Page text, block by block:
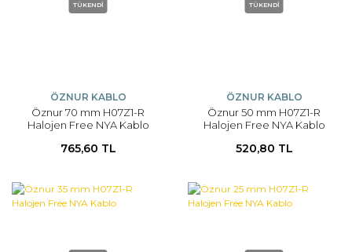
TÜKENDİ
ÖZNUR KABLO
Öznur 70 mm H07Z1-R
Halojen Free NYA Kablo
765,60 TL
TÜKENDİ
ÖZNUR KABLO
Öznur 50 mm H07Z1-R
Halojen Free NYA Kablo
520,80 TL